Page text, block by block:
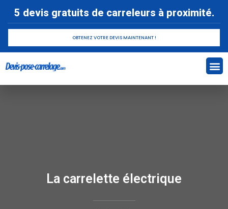
5 devis gratuits de carreleurs à proximité.
OBTENEZ VOTRE DEVIS MAINTENANT !
La carrelette électrique